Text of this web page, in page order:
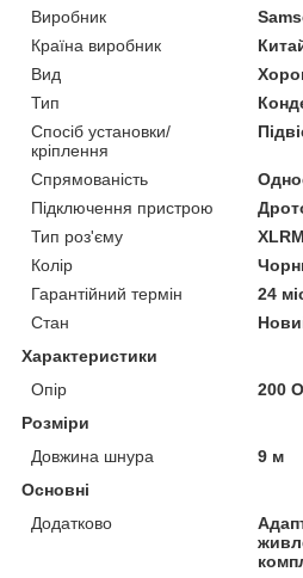
Виробник
Країна виробник
Вид
Тип
Спосіб установки/
кріплення
Спрямованість
Підключення пристрою
Тип роз'єму
XLRM
Колір
Гарантійний термін
24
Стан
Характеристики
Опір
200
Розміри
Довжина шнура
9 м
Основні
Додатково